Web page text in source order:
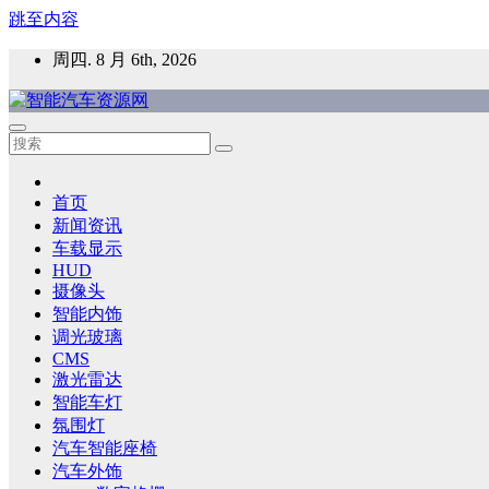
跳至内容
周四. 8 月 6th, 2026
智能汽车资源网
智能表面，智能内饰，新能源汽车，HMI，人车交互，智能车
首页
新闻资讯
车载显示
HUD
摄像头
智能内饰
调光玻璃
CMS
激光雷达
智能车灯
氛围灯
汽车智能座椅
汽车外饰